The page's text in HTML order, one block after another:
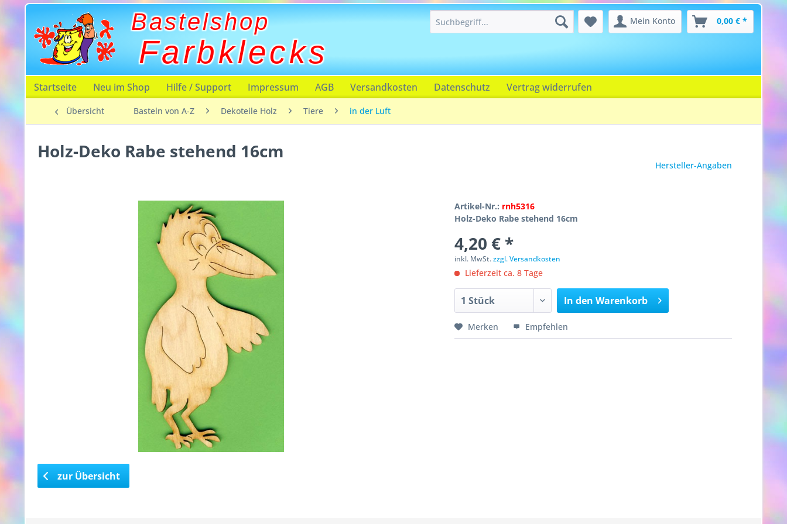
Bastelshop
Farbklecks
Mein Konto 0,00 € *
Startseite Neu im Shop Hilfe / Support Impressum AGB Versandkosten Datenschutz Vertrag widerrufen
Übersicht Basteln von A-Z Dekoteile Holz Tiere in der Luft
Holz-Deko Rabe stehend 16cm
Hersteller-Angaben
Artikel-Nr.: rnh5316
Holz-Deko Rabe stehend 16cm
4,20 € *
inkl. MwSt.zzgl. Versandkosten
Lieferzeit ca. 8 Tage
In den Warenkorb
Merken Empfehlen
zur Übersicht